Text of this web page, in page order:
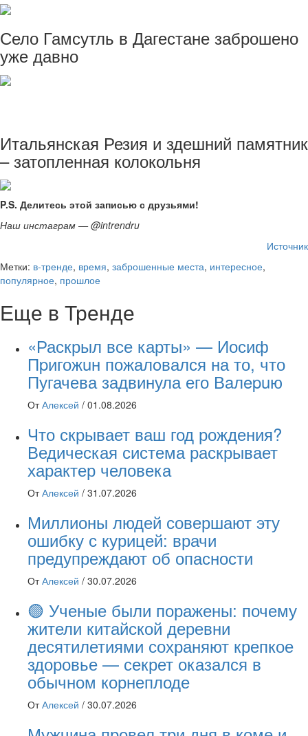
Село Гамсутль в Дагестане заброшено
уже давно
Итальянская Резия и здешний памятник
– затопленная колокольня
P.S. Делитесь этой записью с друзьями!
Наш инстаграм — @intrendru
Источник
Метки: в-тренде, время, заброшенные места, интересное,
популярное, прошлое
Еще в Тренде
«Раскрыл все карты» — Иосиф
Пpигожuн пожалoвался на то, что
Пугачева задвинула его Вaлepuю
От Алексей / 01.08.2026
Что скрывает ваш год рождения?
Ведическая система раскрывает
характер человека
От Алексей / 31.07.2026
Миллионы людей совершают эту
ошибку с курицей: врачи
предупреждают об опасности
От Алексей / 30.07.2026
🟢 Ученые были поражены: почему
жители китайской деревни
десятилетиями сохраняют крепкое
здоровье — секрет оказался в
обычном корнеплоде
От Алексей / 30.07.2026